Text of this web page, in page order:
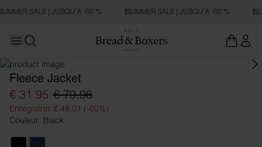
SALE | JUSQU’À -60 % SUMMER SALE | JUSQU’À -60 %
Open main menu
Fleece Jacket
€ 31.95 € 79.96
Enregistrer € 48.01 (-60%)
Couleur: Black